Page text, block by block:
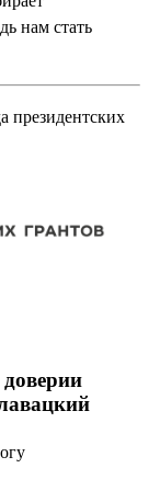
нам стать
президентских